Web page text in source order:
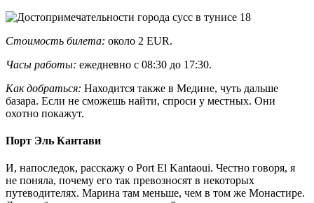
Стоимость билета: около 2 EUR.
Часы работы: ежедневно с 08:30 до 17:30.
Как добраться: Находится также в Медине, чуть дальше
базара. Если не сможешь найти, спроси у местных. Они
охотно покажут.
Порт Эль Кантави
И, напоследок, расскажу о Port El Kantaoui. Честно говоря, я
не поняла, почему его так превозносят в некоторых
путеводителях. Марина там меньше, чем в том же Монастире.